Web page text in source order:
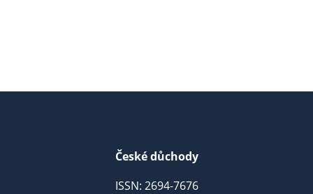
České důchody
ISSN: 2694-7676